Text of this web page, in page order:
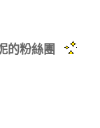
的粉絲團